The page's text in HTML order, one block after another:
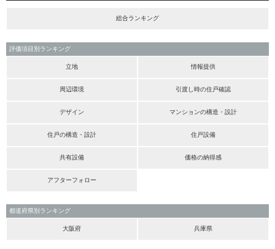
総合ランキング
評価項目別ランキング
立地 情報提供
周辺環境 引渡し時の住戸確認
デザイン マンションの構造・設計
住戸の構造・設計 住戸設備
共有設備 価格の納得感
アフターフォロー
都道府県別ランキング
大阪府 兵庫県